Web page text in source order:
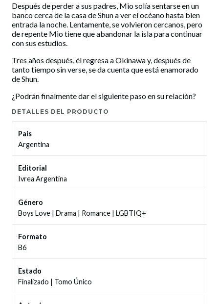
Después de perder a sus padres, Mio solía sentarse en un
banco cerca de la casa de Shun a ver el océano hasta bien
entrada la noche. Lentamente, se volvieron cercanos, pero
de repente Mio tiene que abandonar la isla para continuar
con sus estudios.
Tres años después, él regresa a Okinawa y, después de
tanto tiempo sin verse, se da cuenta que está enamorado
de Shun.
¿Podrán finalmente dar el siguiente paso en su relación?
DETALLES DEL PRODUCTO
Pais
Argentina
Editorial
Ivrea Argentina
Género
Boys Love | Drama | Romance | LGBTIQ+
Formato
B6
Estado
Finalizado | Tomo Único